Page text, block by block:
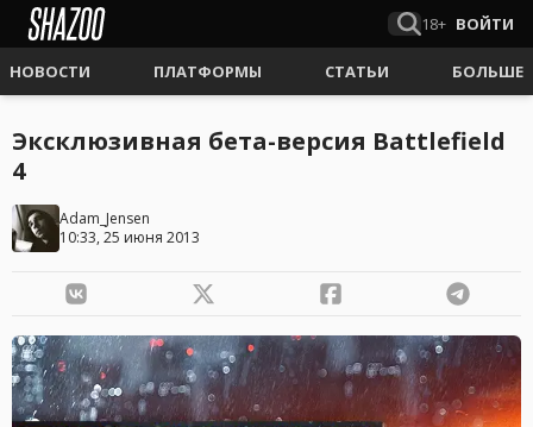
18+ ВОЙТИ
НОВОСТИ ПЛАТФОРМЫ СТАТЬИ БОЛЬШЕ
Эксклюзивная бета-версия Battlefield
4
Adam_Jensen
10:33, 25 июня 2013